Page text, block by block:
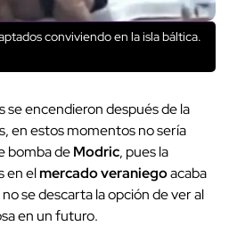
conviviendo en la isla báltica.
se encendieron después de la
en estos momentos no sería
bomba deModric, pues la
en elmercado veraniegoacaba
se descarta la opción de ver al
en un futuro.